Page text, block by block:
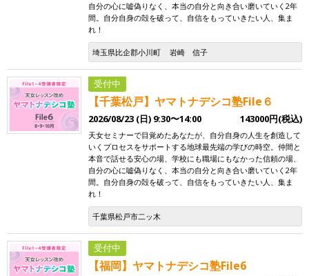
自分の心に嘘偽りなく、本当の自分と向き合い磨いていく2年
間。自分自身の殻を破って、自信をもっていきたい人、集ま
れ！
埼玉県比企郡小川町 岩崎 信子
受付中
【千葉松戸】ヤマトナデシコ塾File６
2026/08/23 (日) 9:30〜14:00 143000円(税込)
天女セミナーで目覚めたあなたが、自分自身の人生を創造して
いくプロセスをサポートする地球最先端の学びの時空。仲間と
本音で話せる安心の場、学校にも職場にもなかった信頼の場、
自分の心に嘘偽りなく、本当の自分と向き合い磨いていく2年
間。自分自身の殻を破って、自信をもっていきたい人、集ま
れ！
千葉県松戸市二ッ木
受付中
【福岡】ヤマトナデシコ塾File6